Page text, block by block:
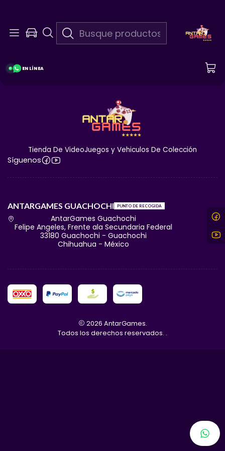
EN LÍNEA
Tienda De VideoJuegos y Vehiculos De Colección
Síguenos
ANTARGAMES GUACHOCHI PUNTO DE RECOGIDA
AntarGames Guachochi
Felipe Angeles, Frente ala Secundaria Federal
33180 Guachochi - Guachochi
Chihuahua - México
2026 AntarGames.
Todos los derechos reservados. .